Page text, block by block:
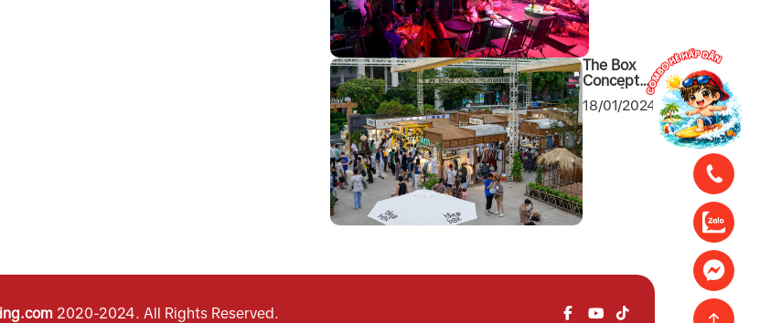
The Box
Concept
khu tổ hợp
mua sắm
cuối tuần
mới toanh
tại Quận 1
Sài Gòn
18/01/2024
2020-2024. All Rights Reserved.